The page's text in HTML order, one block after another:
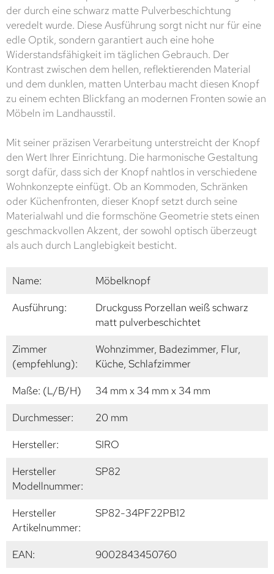
der durch eine schwarz matte Pulverbeschichtung
veredelt wurde. Diese Ausführung sorgt nicht nur für eine
edle Optik, sondern garantiert auch eine hohe
Widerstandsfähigkeit im täglichen Gebrauch. Der
Kontrast zwischen dem hellen, reflektierenden Material
und dem dunklen, matten Unterbau macht diesen Knopf
zu einem echten Blickfang an modernen Fronten sowie an
Möbeln im Landhausstil.
Mit seiner präzisen Verarbeitung unterstreicht der Knopf
den Wert Ihrer Einrichtung. Die harmonische Gestaltung
sorgt dafür, dass sich der Knopf nahtlos in verschiedene
Wohnkonzepte einfügt. Ob an Kommoden, Schränken
oder Küchenfronten, dieser Knopf setzt durch seine
Materialwahl und die formschöne Geometrie stets einen
geschmackvollen Akzent, der sowohl optisch überzeugt
als auch durch Langlebigkeit besticht.
Name:
Möbelknopf
Ausführung:
Druckguss Porzellan weiß schwarz
matt pulverbeschichtet
Zimmer
(empfehlung):
Wohnzimmer, Badezimmer, Flur,
Küche, Schlafzimmer
Maße: (L/B/H)
34 mm x 34 mm x 34 mm
Durchmesser:
20 mm
Hersteller:
SIRO
Hersteller
Modellnummer:
SP82
Hersteller
Artikelnummer:
SP82-34PF22PB12
EAN:
9002843450760